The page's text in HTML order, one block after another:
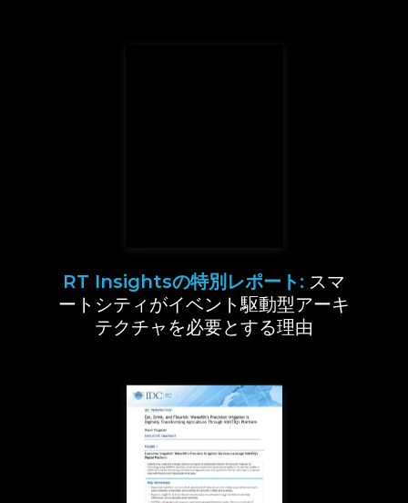
RT Insightsの特別レポート: スマ
ートシティがイベント駆動型アーキ
テクチャを必要とする理由